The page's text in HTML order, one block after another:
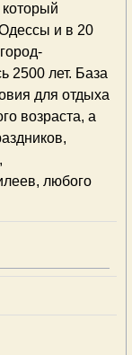
который
и в 20
2500 лет. База
для отдыха
возраста, а
любого